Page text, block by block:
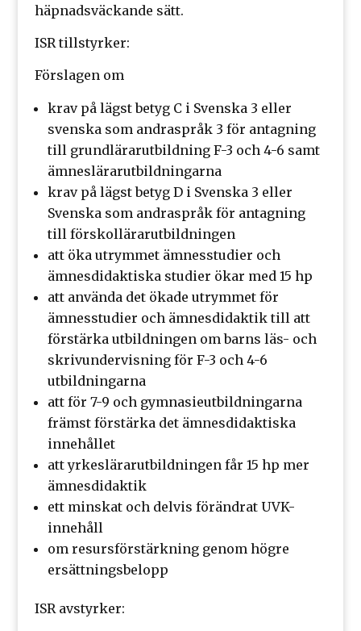
häpnadsväckande sätt.
ISR tillstyrker:
Förslagen om
krav på lägst betyg C i Svenska 3 eller
svenska som andraspråk 3 för antagning
till grundlärarutbildning F-3 och 4-6 samt
ämneslärarutbildningarna
krav på lägst betyg D i Svenska 3 eller
Svenska som andraspråk för antagning
till förskollärarutbildningen
att öka utrymmet ämnesstudier och
ämnesdidaktiska studier ökar med 15 hp
att använda det ökade utrymmet för
ämnesstudier och ämnesdidaktik till att
förstärka utbildningen om barns läs- och
skrivundervisning för F-3 och 4-6
utbildningarna
att för 7-9 och gymnasieutbildningarna
främst förstärka det ämnesdidaktiska
innehållet
att yrkeslärarutbildningen får 15 hp mer
ämnesdidaktik
ett minskat och delvis förändrat UVK-
innehåll
om resursförstärkning genom högre
ersättningsbelopp
ISR avstyrker: